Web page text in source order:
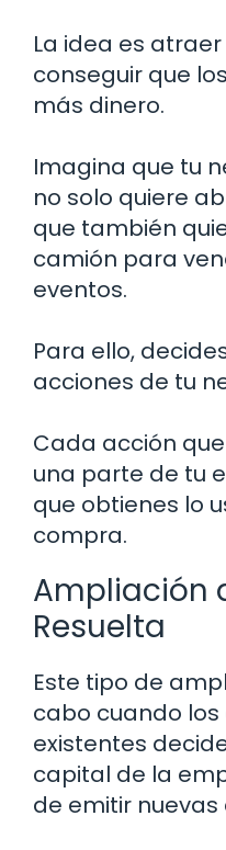
La idea es
conseguir que
más dinero.
Imagina que tu
no solo quiere
que también
camión para
eventos.
Para ello,
acciones de tu
Cada acción
una parte de tu
que obtienes lo
compra.
Ampliación
Resuelta
Este tipo de
cabo cuando
existentes
capital de la
de emitir nuevas